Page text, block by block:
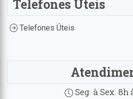
Telefones Úteis
Telefones Úteis
Seg. à Sex. 8h